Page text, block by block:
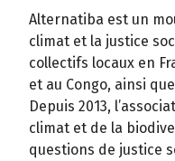
Alternatiba est un
climat et la justice
collectifs locaux en
et au Congo, ainsi
Depuis 2013,
climat et de la
questions de justice